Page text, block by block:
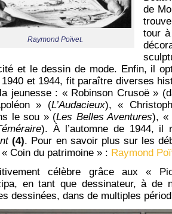
Raymond Poïvet.
de
tour à
et le dessin de mode. Enfin, il
et 1944, fit paraître diverses
jeunesse : « Robinson Crusoë »
» (L’Audacieux), «
le sou » (Les Belles Aventures), «
). À l’automne de 1944, il
(4). Pour en savoir plus sur les
Coin du patrimoine » : Raymond
célèbre grâce aux «
en tant que dessinateur, à de
dessinées, dans de multiples